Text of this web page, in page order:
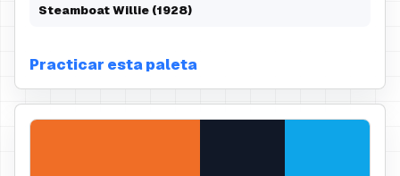
Steamboat Willie (1928)
Practicar esta paleta